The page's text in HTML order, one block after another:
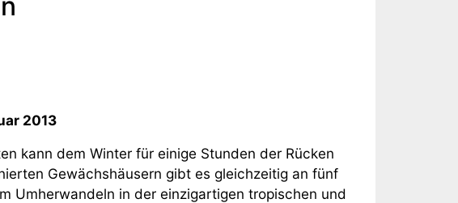
2013
kann dem Winter für einige Stunden der Rücken
Gewächshäusern gibt es gleichzeitig an fünf
Umherwandeln in der einzigartigen tropischen und